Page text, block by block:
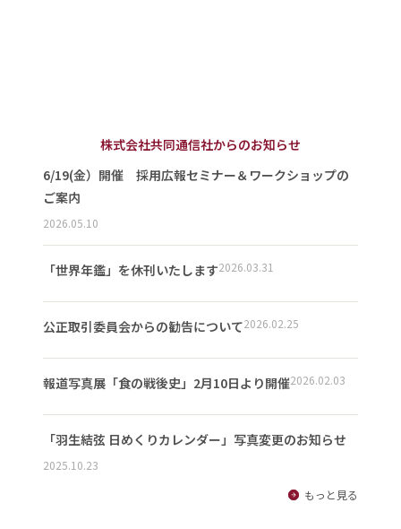
株式会社共同通信社からのお知らせ
6/19(金）開催 採用広報セミナー＆ワークショップの
ご案内
2026.05.10
「世界年鑑」を休刊いたします2026.03.31
公正取引委員会からの勧告について2026.02.25
報道写真展「食の戦後史」2月10日より開催2026.02.03
「羽生結弦 日めくりカレンダー」写真変更のお知らせ
2025.10.23
もっと見る